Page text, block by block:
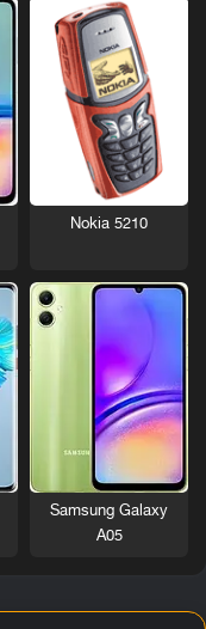
Nokia 5210
Samsung Galaxy
A05